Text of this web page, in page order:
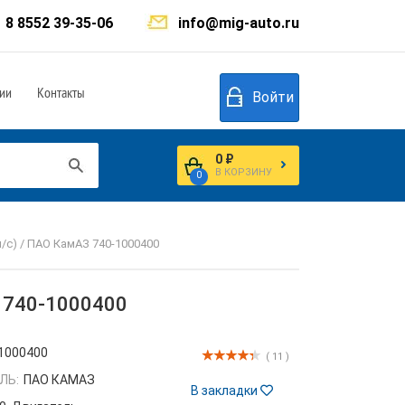
info@mig-auto.ru
8 8552 39-35-06
Контакты Войти
0
0 ₽
В КОРЗИНУ
с) / ПАО КамАЗ 740-1000400
1000400
( 11 )
В закладки
ПАО КАМАЗ